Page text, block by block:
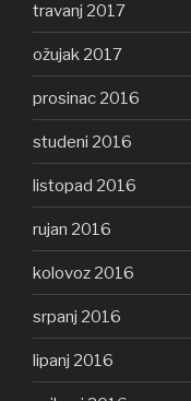
travanj 2017
ožujak 2017
prosinac 2016
studeni 2016
listopad 2016
rujan 2016
kolovoz 2016
srpanj 2016
lipanj 2016